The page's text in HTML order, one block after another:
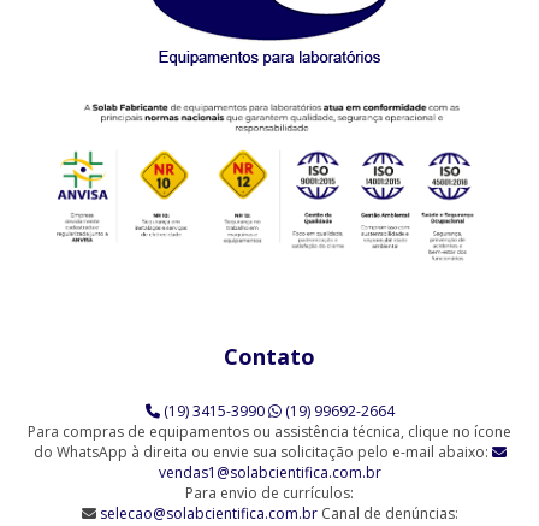
Contato
(19) 3415-3990
(19) 99692-2664
Para compras de equipamentos ou assistência técnica, clique no ícone
do WhatsApp à direita ou envie sua solicitação pelo e-mail abaixo:
vendas1@solabcientifica.com.br
Para envio de currículos:
selecao@solabcientifica.com.br Canal de denúncias: